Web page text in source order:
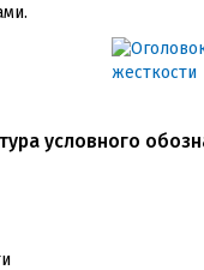
условного